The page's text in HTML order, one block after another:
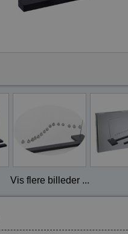
Vis flere billeder ...